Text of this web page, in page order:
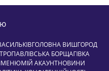
ГОЛОВНА ВИШГОРОД
БОРЩАГІВКА
МЕНЮМІЙ АКАУНТНОВИНИ